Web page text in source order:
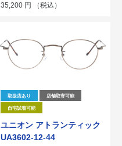
35,200 円 （税込）
取扱店あり 店舗取寄可能
自宅試着可能
ユニオン アトランティック
UA3602-12-44